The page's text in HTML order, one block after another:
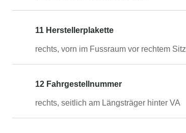
11 Herstellerplakette
rechts, vorn im Fussraum vor rechtem Sitz
12 Fahrgestellnummer
rechts, seitlich am Längsträger hinter VA